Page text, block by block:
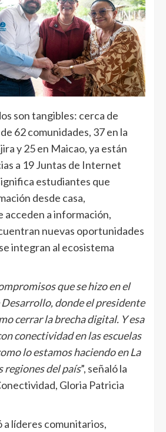
son tangibles: cerca de
62 comunidades, 37 en la
y 25 en Maicao, ya están
a 19 Juntas de Internet
estudiantes que
desde casa,
acceden a información,
nuevas oportunidades
integran al ecosistema
que se hizo en el
donde el presidente
cerrar la brecha digital. Y esa
conectividad en las escuelas
lo estamos haciendo en La
regiones del país”, señaló la
Gloria Patricia
a líderes comunitarios,